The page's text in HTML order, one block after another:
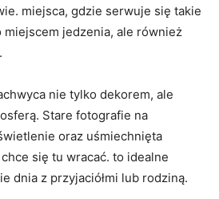
miejsca, gdzie serwuje się takie
miejscem jedzenia, ale również
nie tylko dekorem, ale
Stare fotografie na
oraz uśmiechnięta
się tu wracać. to idealne
dnia z przyjaciółmi lub rodziną.